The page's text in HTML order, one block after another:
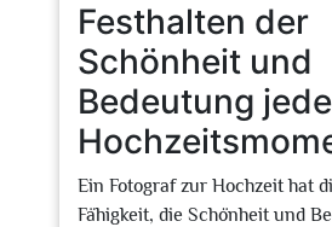
Festhalten der
Schönheit und
Bedeutung
Ein Fotograf zur Hochzeit hat
Fähigkeit, die Schönheit und